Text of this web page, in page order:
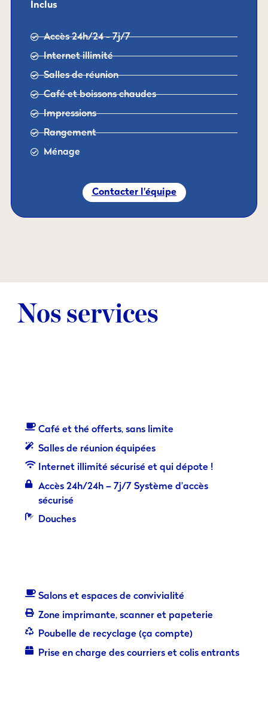
Inclus
Accès 24h/24 - 7j/7
Internet illimité
Salles de réunion
Café et boissons chaudes
Impressions
Rangement
Ménage
Contacter l'équipe
Nos services
Café et thé offerts, sans limite
Salles de réunion équipées
Internet illimité sécurisé et qui dépote !
Accès 24h/24h – 7j/7 Système d’accès
sécurisé
Douches
Salons et espaces de convivialité
Zone imprimante, scanner et papeterie
Poubelle de recyclage (ça compte)
Prise en charge des courriers et colis entrants